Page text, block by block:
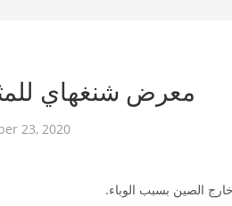
معرض شنغهاي
23, 2020
الصين بسبب الوباء.